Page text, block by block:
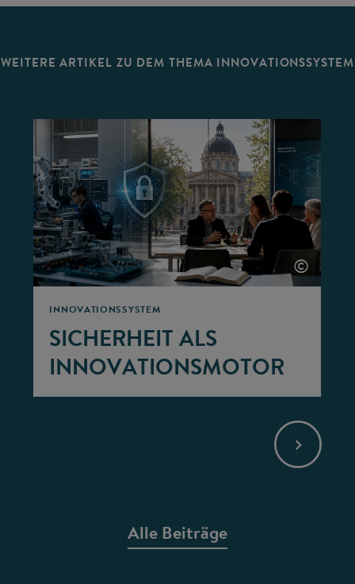
WEITERE ARTIKEL ZU DEM THEMA INNOVATIONSSYSTEM
INNOVATIONSSYSTEM
SICHERHEIT ALS
INNOVATIONSMOTOR
©
Alle Beiträge